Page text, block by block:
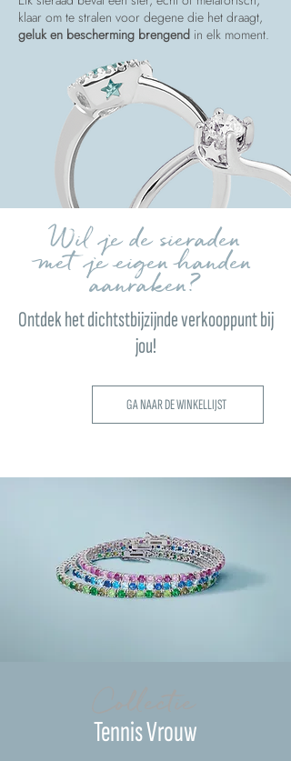
klaar om te stralen voor degene die het draagt,
geluk en bescherming brengend in elk moment.
Wil je de sieraden
met je eigen handen
aanraken?
Ontdek het dichtstbijzijnde verkooppunt bij
jou!
GA NAAR DE WINKELLIJST
Tennis Vrouw